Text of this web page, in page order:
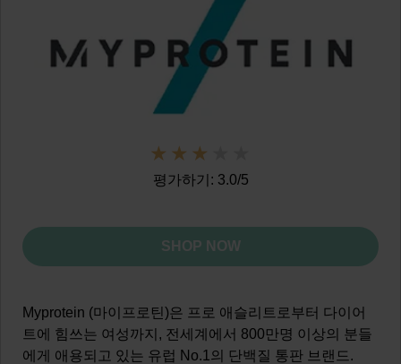
평가하기: 3.0/5
SHOP NOW
Myprotein (마이프로틴)은 프로 애슬리트로부터 다이어
트에 힘쓰는 여성까지, 전세계에서 800만명 이상의 분들
에게 애용되고 있는 유럽 No.1의 단백질 통판 브랜드.